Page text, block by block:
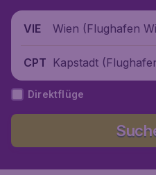
VIE
Wien (Flughafen
CPT Kapstadt
Direktflüge